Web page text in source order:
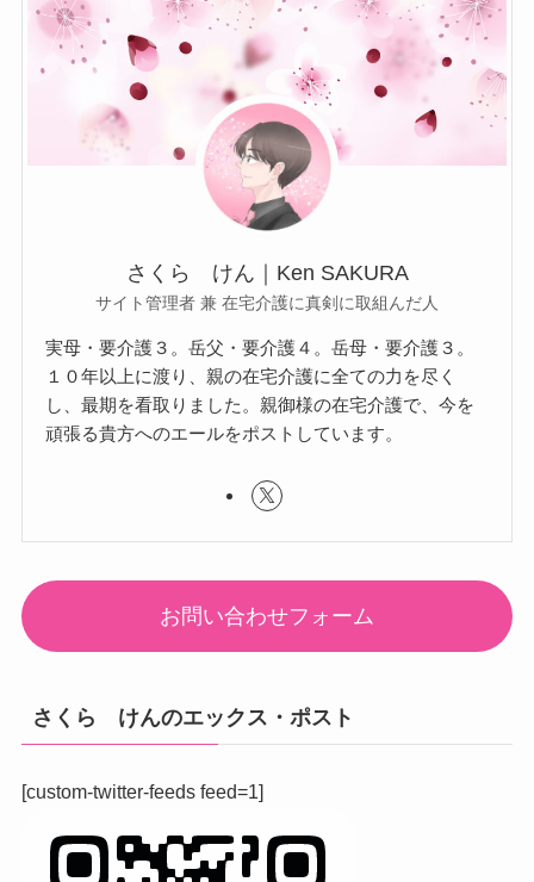
さくら けん｜Ken SAKURA
サイト管理者 兼 在宅介護に真剣に取組んだ人
実母・要介護３。岳父・要介護４。岳母・要介護３。
１０年以上に渡り、親の在宅介護に全ての力を尽く
し、最期を看取りました。親御様の在宅介護で、今を
頑張る貴方へのエールをポストしています。
お問い合わせフォーム
さくら けんのエックス・ポスト
[custom-twitter-feeds feed=1]